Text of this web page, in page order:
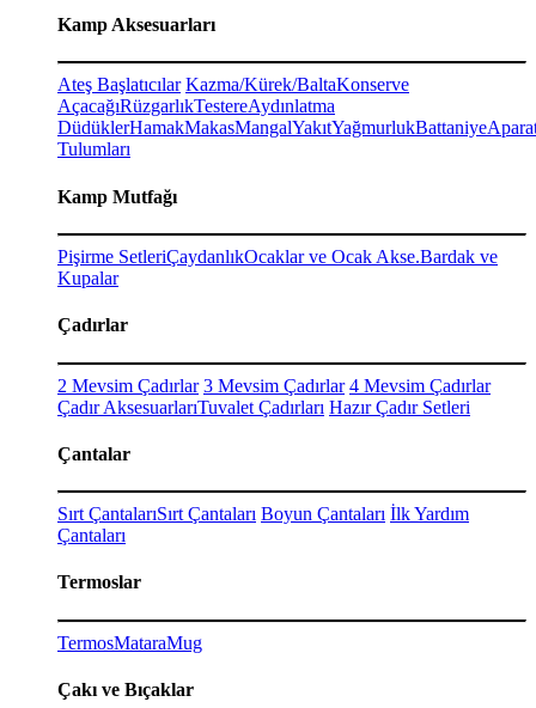
Kamp Aksesuarları
Ateş Başlatıcılar Kazma/Kürek/BaltaKonserve
AçacağıRüzgarlıkTestereAydınlatma
DüdüklerHamakMakasMangalYakıtYağmurlukBattaniye
Tulumları
Kamp Mutfağı
Pişirme SetleriÇaydanlıkOcaklar ve Ocak Akse.Bardak ve
Kupalar
Çadırlar
2 Mevsim Çadırlar 3 Mevsim Çadırlar 4 Mevsim Çadırlar
Çadır AksesuarlarıTuvalet Çadırları Hazır Çadır Setleri
Çantalar
Sırt ÇantalarıSırt Çantaları Boyun Çantaları İlk Yardım
Çantaları
Termoslar
TermosMataraMug
Çakı ve Bıçaklar